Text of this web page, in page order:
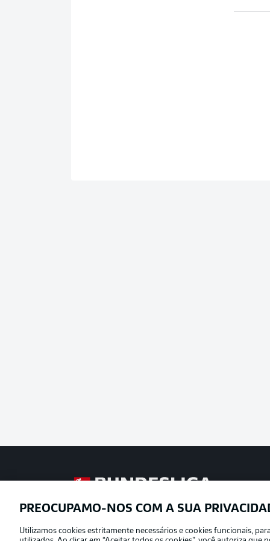
Football as it’s meant to be
Oferecido por
PREOCUPAMO-NOS COM A SUA
Utilizamos cookies estritamente necessários e cookies funcionais,